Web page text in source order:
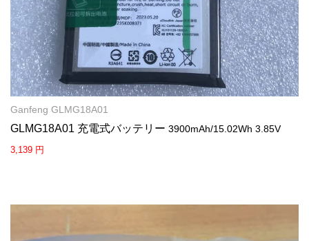
Ganfeng GLMG18A01
GLMG18A01 充電式バッテリー 3900mAh/15.02Wh 3.85V
3,139 円